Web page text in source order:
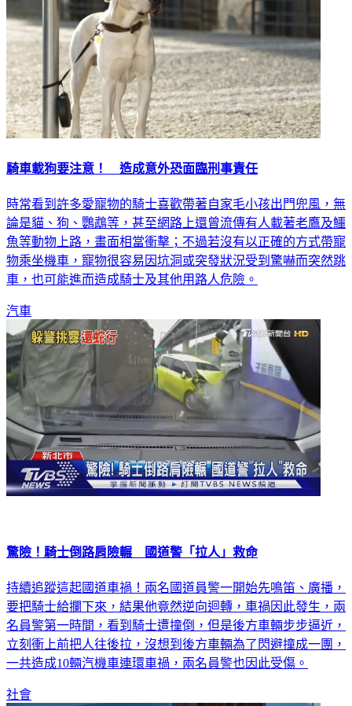
騎車載狗要注意！ 造成意外恐面臨刑事責任
時常看到許多愛寵物的騎士喜歡帶著自家毛小孩出門兜風，無
論是貓、狗、鸚鵡等，甚至網路上還曾流傳有人載著老鷹及鱷
魚等動物上路，畫面相當衝擊；不過若沒有以正確的方式帶寵
物乘坐機車，寵物很容易因坑洞或突發狀況受到驚嚇而突然跳
車，也可能進而造成騎士及其他用路人危險。
汽車
驚險！騎士倒路肩險輾 國道警「拉人」救命
持續追蹤這起國道車禍！兩名國道員警一開始先鳴笛、廣播，
要把騎士給攔下來，結果他竟然逆向迴轉，車禍因此發生，兩
名員警第一時間，看到騎士遭撞倒，但是後方車輛步步逼近，
立刻衝上前把人往後拉，沒想到後方車輛為了閃避撞成一團，
一共造成10輛汽機車連環車禍，兩名員警也因此受傷。
社會